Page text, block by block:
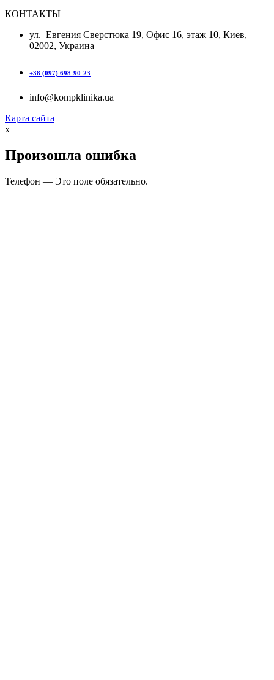
КОНТАКТЫ
ул. Евгения Сверстюка 19, Офис 16, этаж 10, Киев,
02002, Украина
+38 (097) 698-90-23
info@kompklinika.ua
Карта сайта
x
Произошла ошибка
Телефон — Это поле обязательно.